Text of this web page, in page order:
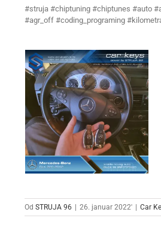
#struja #chiptuning #chiptunes #auto
#agr_off #coding_programing
OdSTRUJA 96 | 26. januar 2022' | Car